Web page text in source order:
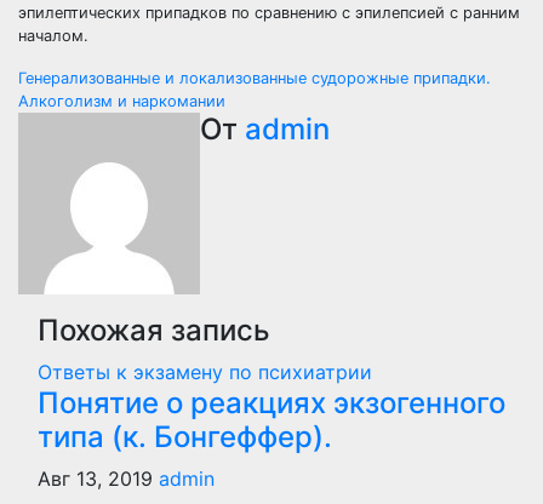
эпилептических припадков по сравнению с эпилепсией с ранним
началом.
Навигация
записям
Генерализованные и локализованные судорожные припадки.
Алкоголизм и наркомании
От admin
Похожая запись
Ответы к экзамену по психиатрии
Понятие о реакциях экзогенного
типа (к. Бонгеффер).
Авг 13, 2019 admin